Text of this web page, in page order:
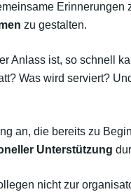
Erinnerungen
zu gestalten.
Anlass ist, so schnell
Was wird serviert?
an, die bereits zu
Unterstützung
nicht zur